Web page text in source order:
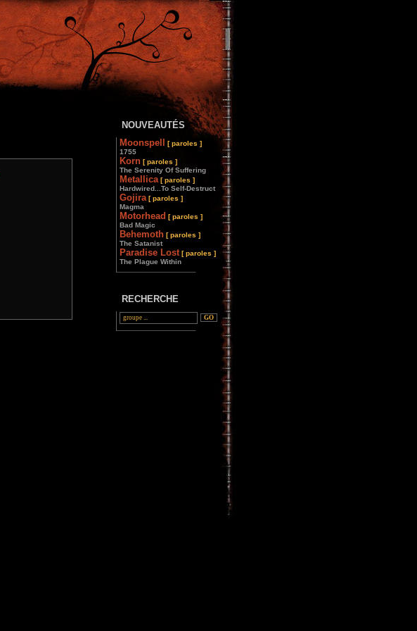
NOUVEAUTÉS
Moonspell
[ paroles ]
1755
Korn [ paroles ]
The Serenity Of Suffering
Metallica [ paroles ]
Hardwired...To Self-Destruct
Gojira [ paroles ]
Magma
Motorhead [ paroles ]
Bad Magic
Behemoth [ paroles ]
The Satanist
Paradise Lost [ paroles ]
The Plague Within
________________
RECHERCHE
________________